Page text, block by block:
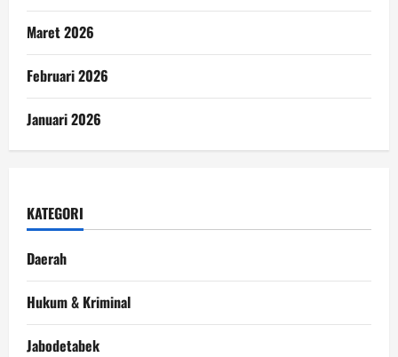
Maret 2026
Februari 2026
Januari 2026
KATEGORI
Daerah
Hukum & Kriminal
Jabodetabek